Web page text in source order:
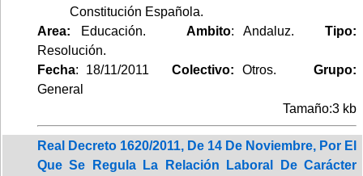
Constitución Española.
Area: Educación. Ambito: Andaluz.Tipo:
Resolución.
Fecha: 18/11/2011 Colectivo: Otros.
Grupo:
General
Tamaño:3 kb
Real Decreto 1620/2011, De 14 De Noviembre, Por El
Que Se Regula La Relación Laboral De Carácter